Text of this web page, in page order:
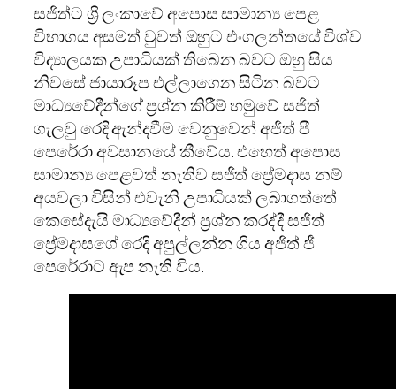
සජිත්ට ශ්‍රී ලංකාවේ අපොස සාමාන්‍ය පෙළ
විභාගය අසමත් වුවත් ඔහුට එංගලන්තයේ විශ්ව
විද්‍යාලයක උපාධියක් තිබෙන බවට ඔහු සිය
නිවසේ ජායාරූප එල්ලාගෙන සිටින බවට
මාධ්‍යවේදීන්ගේ ප්‍රශ්න කිරීම් හමුවේ සජිත්
ගැලවු රෙදි ඇන්දවීම වෙනුවෙන් අජිත් පී
පෙරේරා අවසානයේ කීවේය. එහෙත් අපොස
සාමාන්‍ය පෙළවත් නැතිව සජිත් ප්‍රේමදාස නම්
අයවලා විසින් එවැනි උපාධියක් ලබාගත්තේ
කෙසේදැයි මාධ්‍යවේදීන් ප්‍රශ්න කරද්දී සජිත්
ප්‍රේමදාසගේ රෙදි අපුල්ලන්න ගිය අජිත් ජී
පෙරේරාට ඇප නැති විය.